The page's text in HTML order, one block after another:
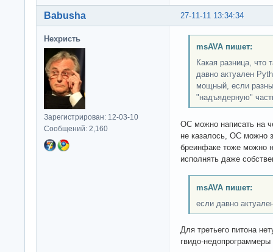
27-11-11 13:34:34
Babusha
Нехристь
Зарегистрирован: 12-03-10
Сообщений: 2,160
msAVA пишет:
Какая разница,
давно актуален
мощный, если
"надъядерную"
ОС можно написать на
не казалось, ОС можно
бреинфаке тоже можно
исполнять даже
msAVA пишет:
если давно
Для третьего питона
гвидо-